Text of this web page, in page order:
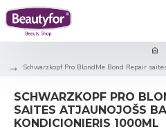
Schwarzkopf Pro BlondMe Bond Repair
SCHWARZKOPF PRO
SAITES ATJAUNOJOŠS
KONDICIONIERIS 1000ML